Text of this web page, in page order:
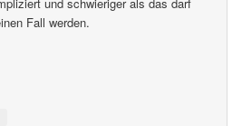
Fall werden.